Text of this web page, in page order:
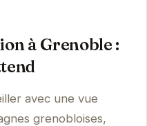
à Grenoble :
avec une vue
grenobloises,